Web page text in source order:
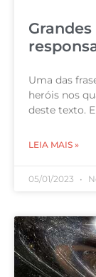
Uma das
heróis nos
deste texto.
LEIA MAIS »
05/01/2023